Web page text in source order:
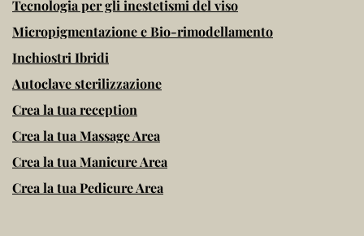
Tecnologia per gli inestetismi del viso
Micropigmentazione e Bio-rimodellamento
Inchiostri Ibridi
Autoclave sterilizzazione
Crea la tua reception
Crea la tua Massage Area
Crea la tua Manicure Area
Crea la tua Pedicure Area